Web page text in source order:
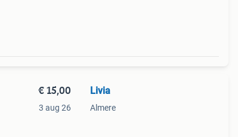
€ 15,00
3 aug 26
Livia
Almere